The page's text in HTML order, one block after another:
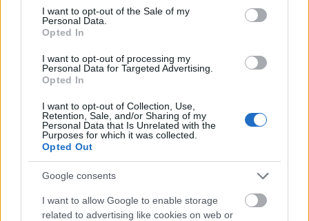
consent section.
I want to opt-out of the Sale of my
Personal Data.
Opted In
I want to opt-out of processing my
Personal Data for Targeted Advertising.
Opted In
I want to opt-out of Collection, Use,
Retention, Sale, and/or Sharing of my
Personal Data that Is Unrelated with the
Purposes for which it was collected.
Opted Out
Google consents
I want to allow Google to enable storage
related to advertising like cookies on web or
Το αντικείμενο που δεν πρέπει ποτέ να
αφήνετε στο κάθισμα του αυτοκινήτου -
Σοβαρός κίνδυνος να μετατραπεί σε «βλήμα»
Ο πιο σημαντικός ποταμός της Ευρώπης
ελλείψεις
Οδύσσεια: Η Ωραία Ελένη του Νόλαν τα έβαλε
με τον Όμηρο - «Γιατί αφιέρωσες τόσο λίγο
χρόνο στις γυναίκες;»